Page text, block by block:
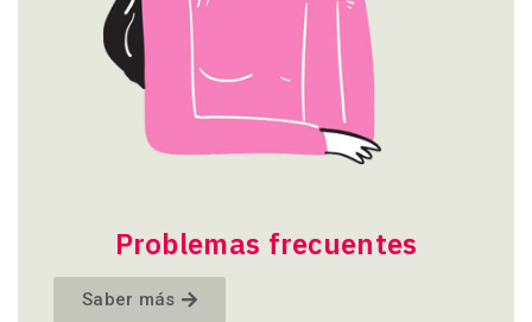
Problemas frecuentes
Saber más